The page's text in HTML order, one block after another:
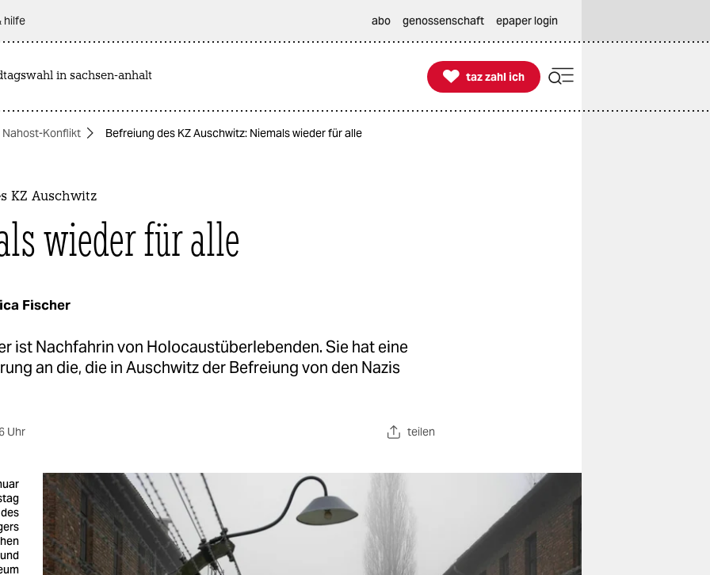
hilfe abo genossenschaft epaper login
in sachsen-anhalt 
taz zahl ich
taz zahl ich
Nahost-Konflikt Befreiung des KZ Auschwitz: Niemals wieder für alle
KZ Auschwitz
wieder für alle
Fischer
ist Nachfahrin von Holocaustüberlebenden. Sie hat eine
an die, die in Auschwitz der Befreiung von den Nazis
Uhr teilen